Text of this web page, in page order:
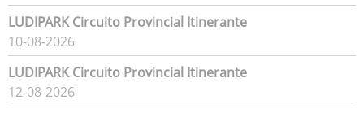
LUDIPARK Circuito Provincial Itinerante
10-08-2026
LUDIPARK Circuito Provincial Itinerante
12-08-2026